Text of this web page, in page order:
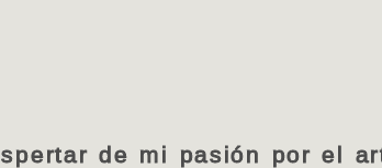
de mi pasión por el